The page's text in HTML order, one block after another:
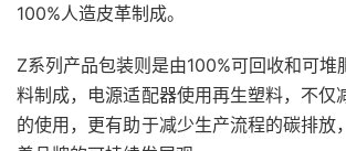
100%人造皮革制成。
Z系列产品包装则是由100%可回收和可堆
料制成，电源适配器使用再生塑料，不仅
的使用，更有助于减少生产流程的碳排放